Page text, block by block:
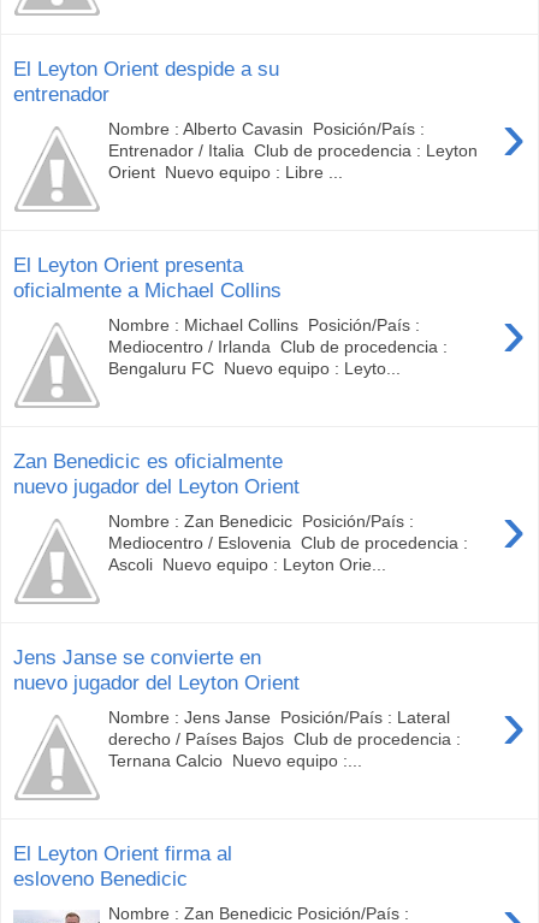
El Leyton Orient despide a su
entrenador
›
Nombre : Alberto Cavasin Posición/País :
Entrenador / Italia Club de procedencia : Leyton
Orient Nuevo equipo : Libre ...
El Leyton Orient presenta
oficialmente a Michael Collins
›
Nombre : Michael Collins Posición/País :
Mediocentro / Irlanda Club de procedencia :
Bengaluru FC Nuevo equipo : Leyto...
Zan Benedicic es oficialmente
nuevo jugador del Leyton Orient
›
Nombre : Zan Benedicic Posición/País :
Mediocentro / Eslovenia Club de procedencia :
Ascoli Nuevo equipo : Leyton Orie...
Jens Janse se convierte en
nuevo jugador del Leyton Orient
›
Nombre : Jens Janse Posición/País : Lateral
derecho / Países Bajos Club de procedencia :
Ternana Calcio Nuevo equipo :...
El Leyton Orient firma al
esloveno Benedicic
Nombre : Zan Benedicic Posición/País :